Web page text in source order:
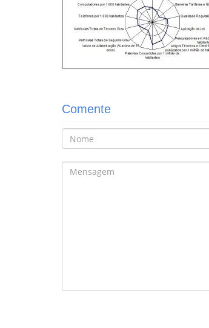
Comente